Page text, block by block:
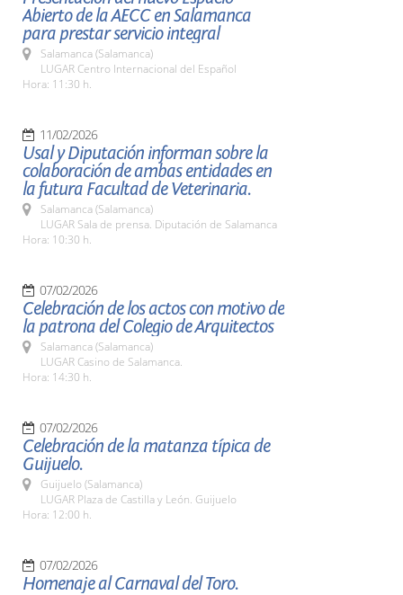
Abierto de la AECC en Salamanca
para prestar servicio integral
Salamanca (Salamanca)
LUGAR Centro Internacional del Español
Hora: 11:30 h.
11/02/2026
Usal y Diputación informan sobre la
colaboración de ambas entidades en
la futura Facultad de Veterinaria.
Salamanca (Salamanca)
LUGAR Sala de prensa. Diputación de Salamanca
Hora: 10:30 h.
07/02/2026
Celebración de los actos con motivo de
la patrona del Colegio de Arquitectos
Salamanca (Salamanca)
LUGAR Casino de Salamanca.
Hora: 14:30 h.
07/02/2026
Celebración de la matanza típica de
Guijuelo.
Guijuelo (Salamanca)
LUGAR Plaza de Castilla y León. Guijuelo
Hora: 12:00 h.
07/02/2026
Homenaje al Carnaval del Toro.